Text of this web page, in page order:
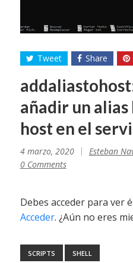
Tweet Share
añadir un alias
host en el
4 marzo, 2020 Esteban
0 Comments
Debes acceder para ver
Acceder. ¿Aún no eres
SCRIPTS SHELL